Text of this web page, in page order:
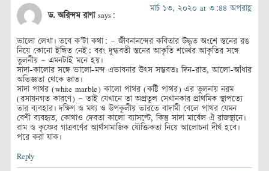
ড. অরিন্দম রাণা says:
মার্চ ১৩, ২০২০ at ৩:৪৪ অপরাহ্ণ
ভালো লেখা। তবে ক’টা কথা: – জীবনানন্দের কবিতার উদ্ধৃত অংশে স্তনের রঙ
নিয়ে কোনো ইঙ্গিত নেই; বরং দুগ্ধবতী স্তনের আকৃতি শঙ্খের আকৃতির সঙ্গে
তুলনীয় – এমনটাই মনে হয়।
সাদা-কালোর সঙ্গে ভালো-মন্দ এভাবনার উৎস সম্ভবতঃ দিন-রাত, আলো-আঁধার
অভিজ্ঞতা থেকে জাত।
সাদা পাথর (white marble) কালো পাথর (কষ্টি পাথর) এর তুলনায় নরম
(রসায়নগত কারণে) – তাই যেখানে তা অপ্রতুল সেখানকার প্রাথমিক স্থাপত্যে
তার ব্যবহার। দক্ষিণ ও মধ্য ও উপকূলীয় ভারতে বাদামী বেলে পাথর যেমন
বেশী ব্যবহৃত, কোথাও দেবতা কালো ব্যাসল্টে, কিন্তু সাদা মার্বেল ঐ রাজস্থানে।
রাম ও কৃষ্ণের গাত্রবর্ণের আর্থসামাজিক যৌক্তিকতা নিয়ে আলোচনা দীর্ঘ হবে।
পরে করা যাক।
Reply